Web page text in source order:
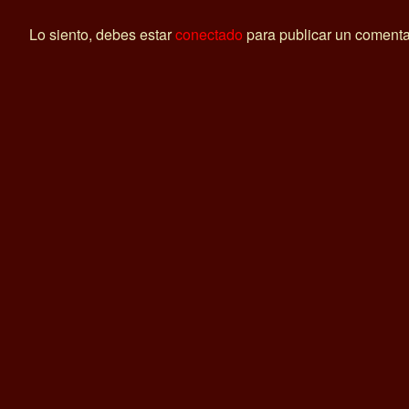
Lo siento, debes estarconectado para publicar un